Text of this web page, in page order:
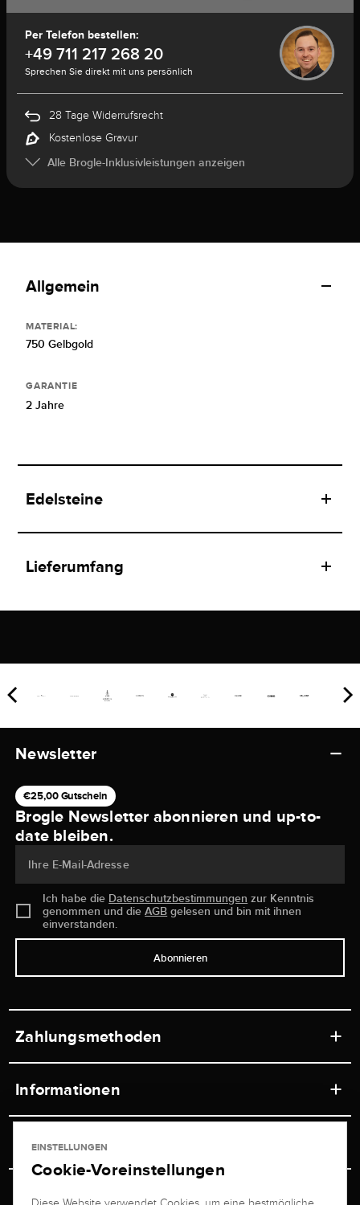
Per Telefon bestellen:
+49 711 217 268 20
Sprechen Sie direkt mit uns persönlich
28 Tage Widerrufsrecht
Kostenlose Gravur
Alle Brogle-Inklusivleistungen anzeigen
Allgemein
MATERIAL:
750 Gelbgold
GARANTIE
2 Jahre
Edelsteine
Lieferumfang
Newsletter
€25,00 Gutschein
Brogle Newsletter abonnieren und up-to-
date bleiben.
Ihre E-Mail-Adresse
Ich habe die Datenschutzbestimmungen zur Kenntnis
genommen und dieAGB gelesen und bin mit ihnen
einverstanden.
Abonnieren
Zahlungsmethoden
Informationen
Ladengeschäft
Versand & Zahlung
Service
Juwelier Brogle
EINSTELLUNGEN
Cookie-Voreinstellungen